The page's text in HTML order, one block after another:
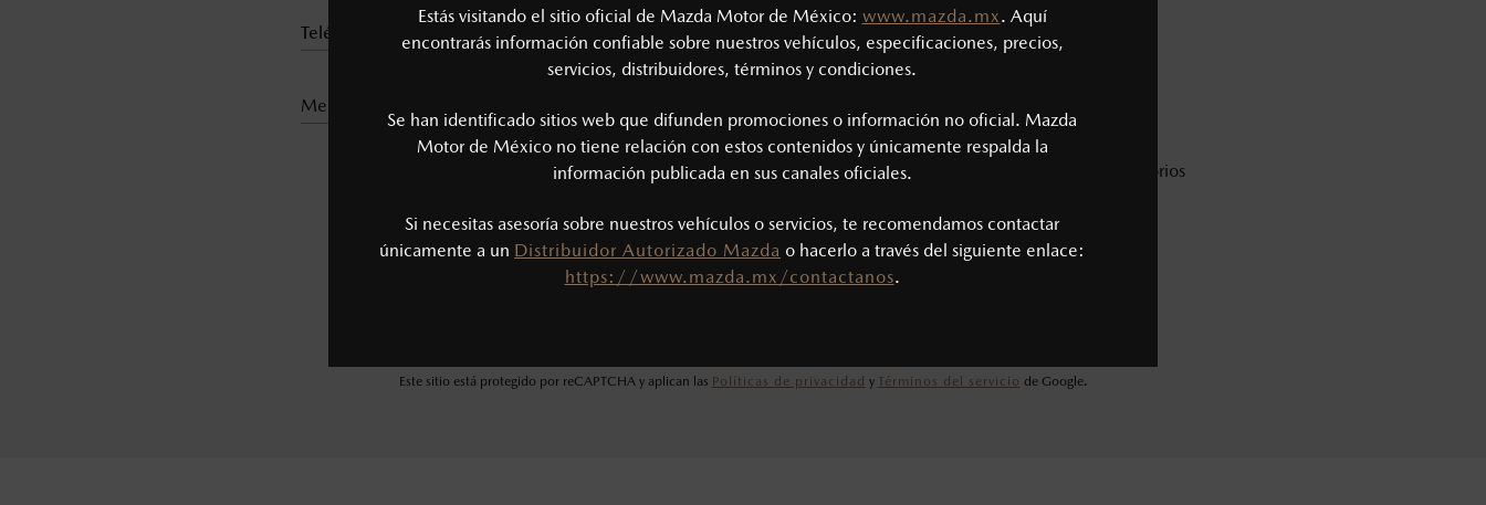
Estás visitando el sitio oficial de Mazda Motor de México: www.mazda.mx. Aquí
encontrarás información confiable sobre nuestros vehículos, especificaciones, precios,
servicios, distribuidores, términos y condiciones.
Se han identificado sitios web que difunden promociones o información no oficial. Mazda
Motor de México no tiene relación con estos contenidos y únicamente respalda la
información publicada en sus canales oficiales.
Si necesitas asesoría sobre nuestros vehículos o servicios, te recomendamos contactar
únicamente a un Distribuidor Autorizado Mazda o hacerlo a través del siguiente enlace:
https://www.mazda.mx/contactanos.
medio de contacto*
* Campos obligatorios
He leído y aceptado la
Política de Privacidad.*
Este sitio está protegido por reCAPTCHA y aplican las Políticas de privacidad y Términos del servicio de Google.